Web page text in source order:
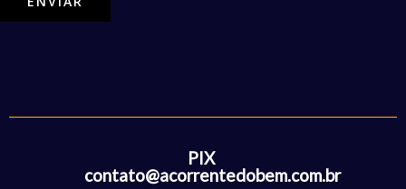
PIX
contato@acorrentedobem.com.br